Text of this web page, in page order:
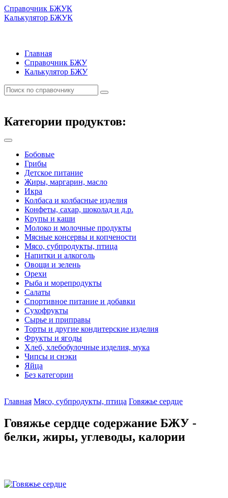
Справочник БЖУК
Калькулятор БЖУК
Главная
Справочник БЖУ
Калькулятор БЖУ
Категории продуктов:
Бобовые
Грибы
Детское питание
Жиры, маргарин, масло
Икра
Колбаса и колбасные изделия
Конфеты, сахар, шоколад и д.р.
Крупы и каши
Молоко и молочные продукты
Мясные консервы и копчености
Мясо, субпродукты, птица
Напитки и алкоголь
Овощи и зелень
Орехи
Рыба и морепродукты
Салаты
Спортивное питание и добавки
Сухофрукты
Сырье и приправы
Торты и другие кондитерские изделия
Фрукты и ягоды
Хлеб, хлебобулочные изделия, мука
Чипсы и снэки
Яйца
Без категории
Главная Мясо, субпродукты, птица Говяжье сердце
Говяжье сердце содержание БЖУ -
белки, жиры, углеводы, калории